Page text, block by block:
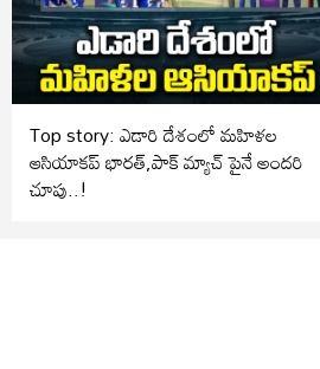
Top story: ఎడారి దేశంలో మహిళల
ఆసియాకప్ భారత్,పాక్ మ్యాచ్ పైనే అందరి
చూపు..!